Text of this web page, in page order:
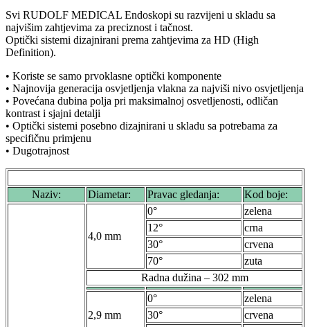
Svi RUDOLF MEDICAL Endoskopi su razvijeni u skladu sa
najvišim zahtjevima za preciznost i tačnost.
Optički sistemi dizajnirani prema zahtjevima za HD (High
Definition).
• Koriste se samo prvoklasne optički komponente
• Najnovija generacija osvjetljenja vlakna za najviši nivo osvjetljenja
• Povećana dubina polja pri maksimalnoj osvetljenosti, odličan
kontrast i sjajni detalji
• Optički sistemi posebno dizajnirani u skladu sa potrebama za
specifičnu primjenu
• Dugotrajnost
Naziv: Diametar: Pravac gledanja: Kod boje:
4,0 mm
0°
zelena
12°
crna
30°
crvena
70°
zuta
Radna dužina – 302 mm
2,9 mm
0°
zelena
30°
crvena